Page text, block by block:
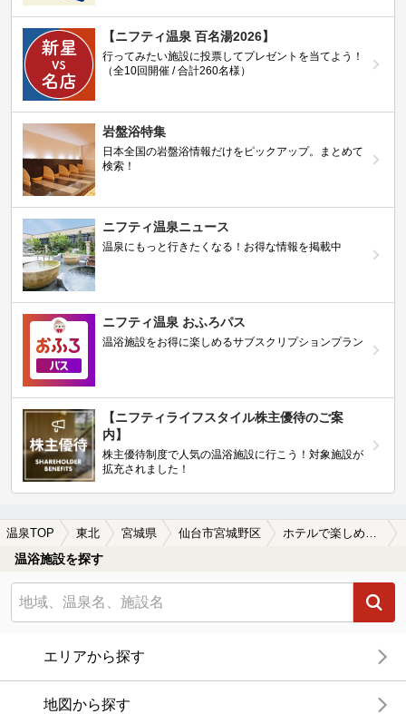
【ニフティ温泉 百名湯2026】
行ってみたい施設に投票してプレゼントを当てよう！
（全10回開催 / 合計260名様）
岩盤浴特集
日本全国の岩盤浴情報だけをピックアップ。まとめて
検索！
ニフティ温泉ニュース
温泉にもっと行きたくなる！お得な情報を掲載中
ニフティ温泉 おふろパス
温浴施設をお得に楽しめるサブスクリプションプラン
【ニフティライフスタイル株主優待のご案
内】
株主優待制度で人気の温浴施設に行こう！対象施設が
拡充されました！
温泉TOP 東北 宮城県 仙台市宮城野区 ホテルで楽しめる仙台市宮城野区の温泉、日帰り温泉、スーパー銭湯おすすめ
温浴施設を探す
エリアから探す
地図から探す